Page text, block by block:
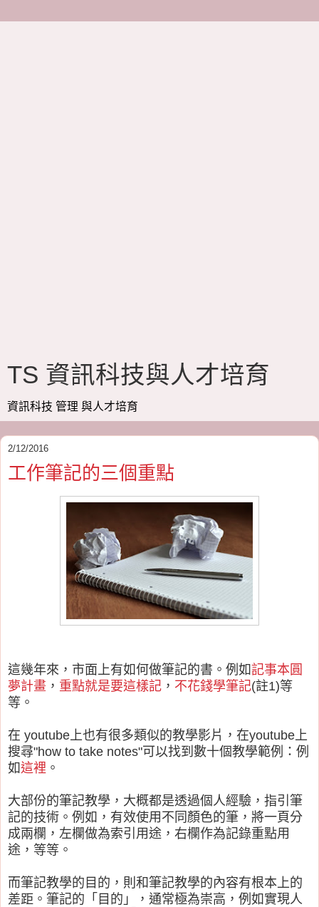
TS 資訊科技與人才培育
資訊科技 管理 與人才培育
2/12/2016
工作筆記的三個重點
這幾年來，市面上有如何做筆記的書。例如記事本圓
夢計畫 ， 重點就是要這樣記 ， 不花錢學筆記(註1)等
等。
在 youtube上也有很多類似的教學影片，在youtube上
搜尋"how to take notes"可以找到數十個教學範例：例
如這裡 。
大部份的筆記教學，大概都是透過個人經驗，指引筆
記的技術。例如，有效使用不同顏色的筆，將一頁分
成兩欄，左欄做為索引用途，右欄作為記錄重點用
途，等等。
而筆記教學的目的，則和筆記教學的內容有根本上的
差距。筆記的「目的」，通常極為崇高，例如實現人